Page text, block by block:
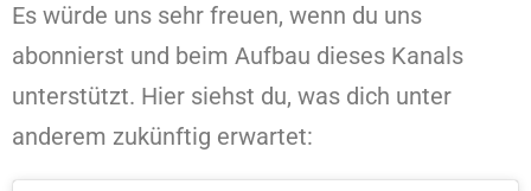
Es würde uns sehr freuen, wenn du uns
abonnierst und beim Aufbau dieses Kanals
unterstützt. Hier siehst du, was dich unter
anderem zukünftig erwartet: